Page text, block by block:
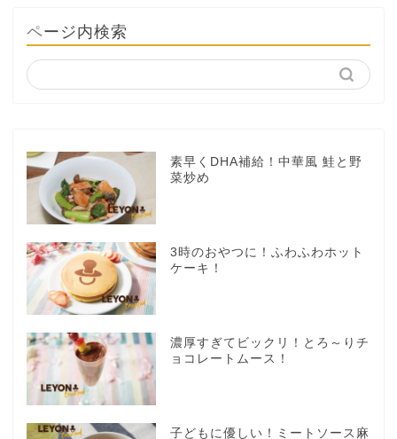
ページ内検索
素早くDHA補給！中華風 鮭と野
菜炒め
3時のおやつに！ふわふわホット
ケーキ！
濃厚すぎてビックリ！とろ～りチ
ョコレートムース！
子どもに優しい！ミートソース麻